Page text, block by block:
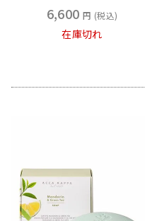
6,600 税込
在庫切れ